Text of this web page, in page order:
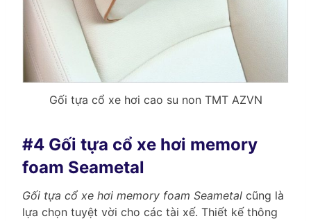
Gối tựa cổ xe hơi cao su non TMT AZVN
#4 Gối tựa cổ xe hơi memory
foam Seametal
Gối tựa cổ xe hơi memory foam Seametal cũng là
lựa chọn tuyệt vời cho các tài xế. Thiết kế thông